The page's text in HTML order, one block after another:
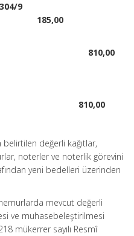
9
değerli kağıtlar,
noterler ve noterlik görevini
yeni bedelleri üzerinden
mevcut değerli
ve muhasebeleştirilmesi
mükerrer sayılı Resmî